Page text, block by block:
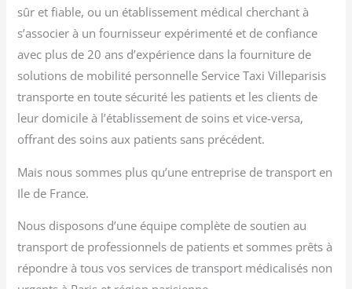
sûr et fiable, ou un établissement médical cherchant à
s’associer à un fournisseur expérimenté et de confiance
avec plus de 20 ans d’expérience dans la fourniture de
solutions de mobilité personnelle Service Taxi Villeparisis
transporte en toute sécurité les patients et les clients de
leur domicile à l’établissement de soins et vice-versa,
offrant des soins aux patients sans précédent.
Mais nous sommes plus qu’une entreprise de transport en
Ile de France.
Nous disposons d’une équipe complète de soutien au
transport de professionnels de patients et sommes prêts à
répondre à tous vos services de transport médicalisés non